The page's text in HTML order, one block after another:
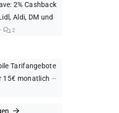
2% Cashback
Aldi, DM und
2
Tarifangebote
15€ monatlich